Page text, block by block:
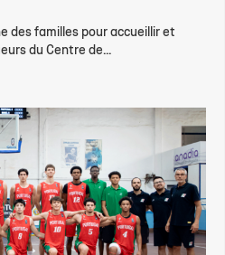
des familles pour accueillir et
du Centre de...